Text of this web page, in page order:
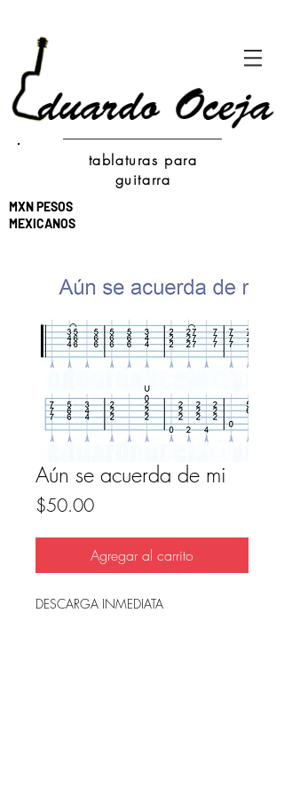
tablaturas para
guitarra
MXN PESOS
MEXICANOS
Aún se acuerda de mi
$50.00Precio
Agregar al carrito
DESCARGA INMEDIATA